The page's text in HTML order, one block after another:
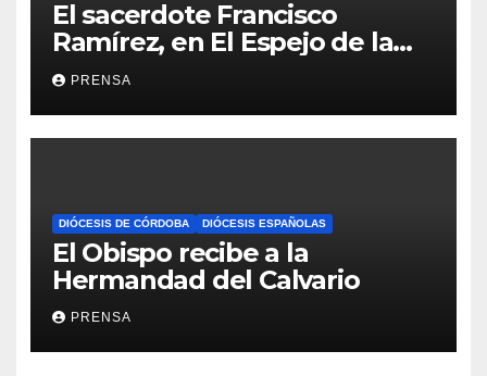
El sacerdote Francisco
Ramírez, en El Espejo de la
Iglesia
PRENSA
DIÓCESIS DE CÓRDOBA DIÓCESIS ESPAÑOLAS
El Obispo recibe a la
Hermandad del Calvario
PRENSA